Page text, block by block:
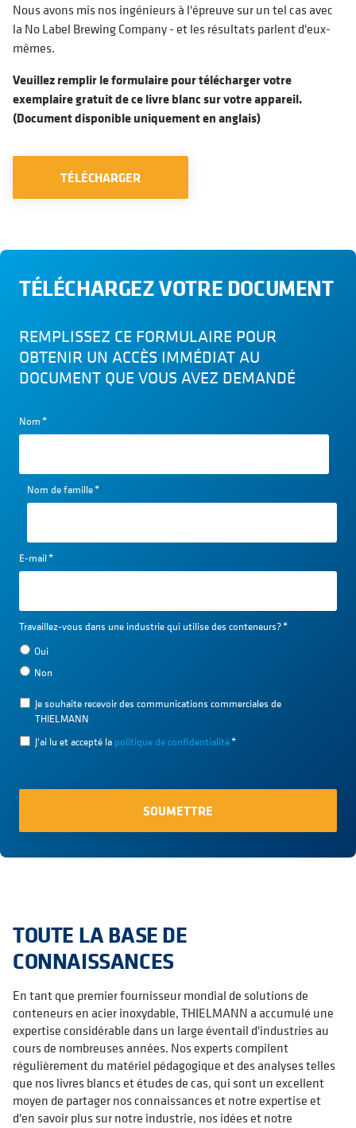
Nous avons mis nos ingénieurs à l'épreuve sur un tel cas avec
la No Label Brewing Company - et les résultats parlent d'eux-
mêmes.
Veuillez remplir le formulaire pour télécharger votre
exemplaire gratuit de ce livre blanc sur votre appareil.
(Document disponible uniquement en anglais)
TÉLÉCHARGER
TÉLÉCHARGEZ VOTRE DOCUMENT
REMPLISSEZ CE FORMULAIRE POUR
OBTENIR UN ACCÈS IMMÉDIAT AU
DOCUMENT QUE VOUS AVEZ DEMANDÉ
Nom*
Nom de famille*
E-mail*
Travaillez-vous dans une industrie qui utilise des conteneurs?*
Oui
Non
Je souhaite recevoir des communications commerciales de
THIELMANN
J'ai lu et accepté la politique de confidentialité*
TOUTE LA BASE DE
CONNAISSANCES
En tant que premier fournisseur mondial de solutions de
conteneurs en acier inoxydable, THIELMANN a accumulé une
expertise considérable dans un large éventail d'industries au
cours de nombreuses années. Nos experts compilent
régulièrement du matériel pédagogique et des analyses telles
que nos livres blancs et études de cas, qui sont un excellent
moyen de partager nos connaissances et notre expertise et
d'en savoir plus sur notre industrie, nos idées et notre